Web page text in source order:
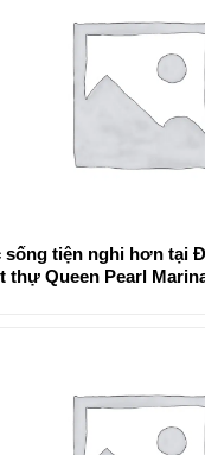
sống tiện nghi hơn tại
Queen Pearl Marina